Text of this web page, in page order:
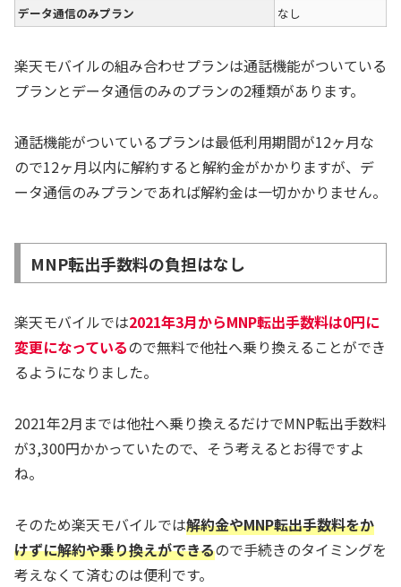
データ通信のみプラン
なし
楽天モバイルの組み合わせプランは通話機能がついている
プランとデータ通信のみのプランの2種類があります。
通話機能がついているプランは最低利用期間が12ヶ月な
ので12ヶ月以内に解約すると解約金がかかりますが、デ
ータ通信のみプランであれば解約金は一切かかりません。
MNP転出手数料の負担はなし
楽天モバイルでは2021年3月からMNP転出手数料は0円に
変更になっているので無料で他社へ乗り換えることができ
るようになりました。
2021年2月までは他社へ乗り換えるだけでMNP転出手数料
が3,300円かかっていたので、そう考えるとお得ですよ
ね。
そのため楽天モバイルでは解約金やMNP転出手数料をか
けずに解約や乗り換えができるので手続きのタイミングを
考えなくて済むのは便利です。